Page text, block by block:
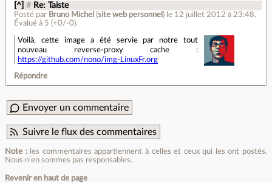
[^] # Re: Taiste
Posté par Bruno Michel (site web personnel ) le 12 juillet 2012 à 23:48.
Évalué à 5 (+0/-0).
Voilà, cette image a été servie par notre tout
nouveau reverse-proxy cache :
https://github.com/nono/img-LinuxFr.org
Répondre
Envoyer un commentaire
Suivre le flux des commentaires
Note :les commentaires appartiennent à celles et ceux qui les ont postés.
Nous n’en sommes pas responsables.
Revenir en haut de page